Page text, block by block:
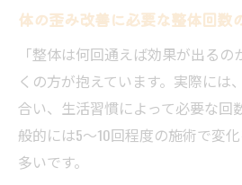
体の歪み改善に必要な整体回数
「整体は何回通えば効果が出る
くの方が抱えています。実際には
合い、生活習慣によって必要な回
般的には5〜10回程度の施術で変
多いです。